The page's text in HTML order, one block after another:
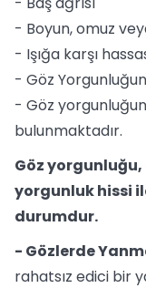
- Boyun, omuz
- Işığa karşı
- Göz
- Göz
bulunmaktadır.
Göz yorgunluğu,
yorgunluk hissi
durumdur.
- Gözlerde
rahatsız edici bir